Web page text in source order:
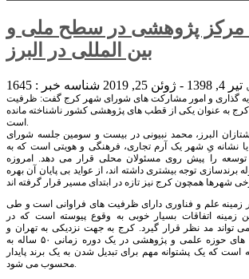
استقرار ۱۳ مرکز پژوهشی در سطح ملی و
بین المللی در البرز
تیر 4, 1398 - ژوئن 25, 2019 شناسه خبر : 1645
گذاری و امور مشارکت های شورای شهر کرج گفت: ظرفیت
به عنوان یکی از قطب های پژوهشی کشور ناشناخته مانده
است.
البرز، محمد نبیونی در بیست و سومین جلسه شورای
نشانه یِ شهر یک آرم تجاری، فرهنگی و هویتی است که به
را پیش روی مسئولان محلی قرار می دهد. امروزه
برندسازی توجه بیشتری داشته اند، از عواید بی پایان آن بهره
زمینه علم و فناوری دارای ظرفیت های فراوانی است و طی
زمینه اتفاقات بسیار خوبی به وقوع پیوسته است که در
تواند مد نظر قرار گیرد. کرج به جهت نزدیکی به تهران و
میزبانی از سرمایه گذاری های حوزه علمی و پژوهشی در یک دوره زمانی ۵۰ ساله به
است که یک پشتوانه مهم برای تبدیل شدن به یک برند پایدار
محسوب می شود.